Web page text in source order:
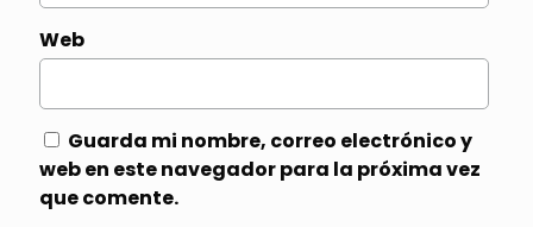
Web
Guarda mi nombre, correo electrónico y
web en este navegador para la próxima vez
que comente.